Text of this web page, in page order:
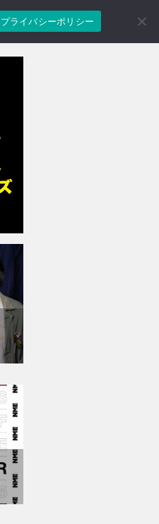
プライバシーポリシー